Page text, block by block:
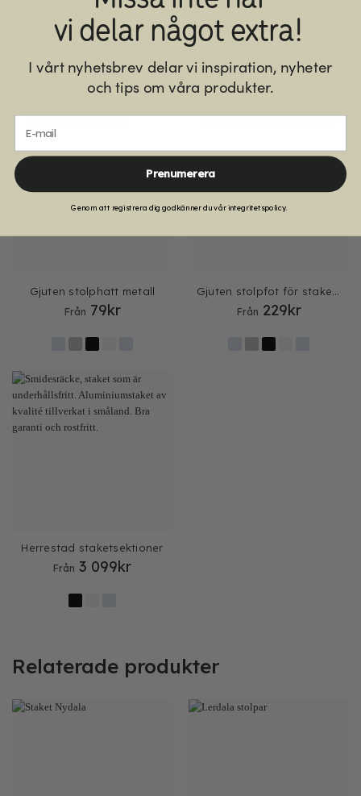
Du kanske också behöver
Gjuten stolphatt metall
Från 79kr
Gjuten stolpfot för staketstolpe
Från 229kr
Herrestad staketsektioner
Från 3 099kr
Relaterade produkter
vi delar något extra!
I vårt nyhetsbrev delar vi inspiration, nyheter
och tips om våra produkter.
E-mail
Prenumerera
Genom att registrera dig godkänner du vår integritetspolicy.